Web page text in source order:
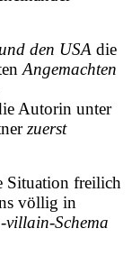
den USA die
Angemachten
Autorin unter
zuerst
Situation freilich
völlig in
villain-Schema